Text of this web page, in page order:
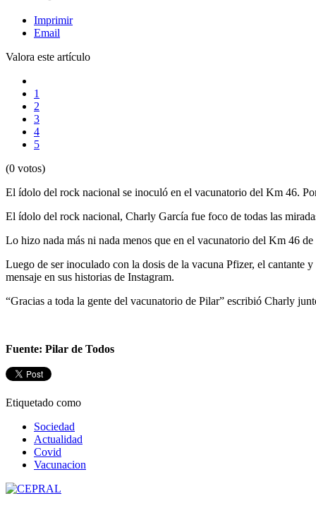
Imprimir
Email
Valora este artículo
1
2
3
4
5
(0 votos)
El ídolo del rock nacional se inoculó en el vacunatorio del Km 46.
El ídolo del rock nacional, Charly García fue foco de todas las
Lo hizo nada más ni nada menos que en el vacunatorio del Km 46 de
Luego de ser inoculado con la dosis de la vacuna Pfizer, el cantante
mensaje en sus historias de Instagram.
“Gracias a toda la gente del vacunatorio de Pilar” escribió Charly
Fuente: Pilar de Todos
Etiquetado como
Sociedad
Actualidad
Covid
Vacunacion